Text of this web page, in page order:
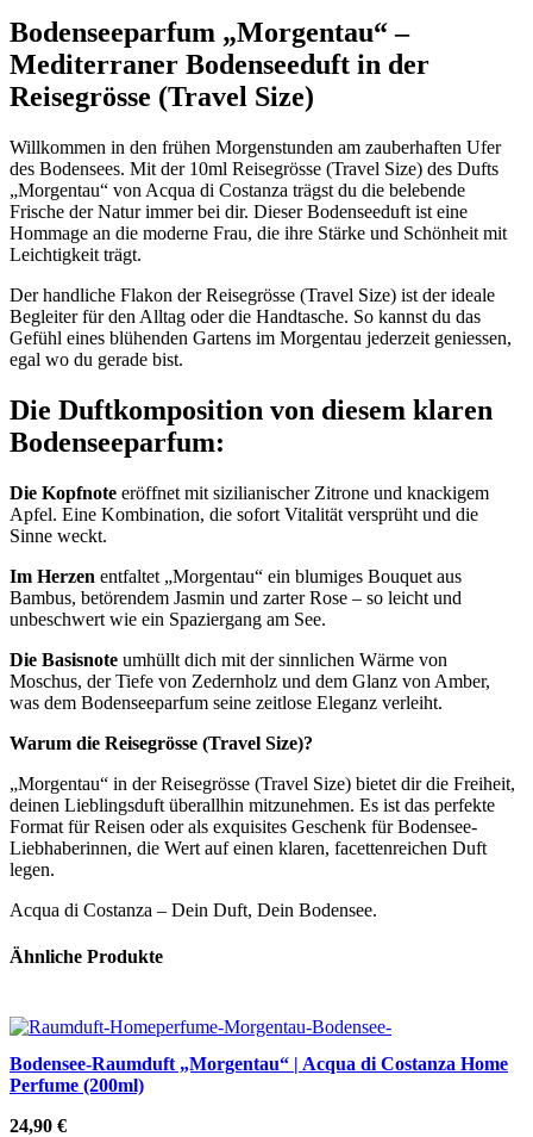
Bodenseeparfum „Morgentau“ –
Mediterraner Bodenseeduft in der
Reisegrösse (Travel Size)
Willkommen in den frühen Morgenstunden am zauberhaften Ufer
des Bodensees. Mit der 10ml Reisegrösse (Travel Size) des Dufts
„Morgentau“ von Acqua di Costanza trägst du die belebende
Frische der Natur immer bei dir. Dieser Bodenseeduft ist eine
Hommage an die moderne Frau, die ihre Stärke und Schönheit mit
Leichtigkeit trägt.
Der handliche Flakon der Reisegrösse (Travel Size) ist der ideale
Begleiter für den Alltag oder die Handtasche. So kannst du das
Gefühl eines blühenden Gartens im Morgentau jederzeit geniessen,
egal wo du gerade bist.
Die Duftkomposition von diesem klaren
Bodenseeparfum:
Die Kopfnote eröffnet mit sizilianischer Zitrone und knackigem
Apfel. Eine Kombination, die sofort Vitalität versprüht und die
Sinne weckt.
Im Herzen entfaltet „Morgentau“ ein blumiges Bouquet aus
Bambus, betörendem Jasmin und zarter Rose – so leicht und
unbeschwert wie ein Spaziergang am See.
Die Basisnote umhüllt dich mit der sinnlichen Wärme von
Moschus, der Tiefe von Zedernholz und dem Glanz von Amber,
was dem Bodenseeparfum seine zeitlose Eleganz verleiht.
Warum die Reisegrösse (Travel Size)?
„Morgentau“ in der Reisegrösse (Travel Size) bietet dir die Freiheit,
deinen Lieblingsduft überallhin mitzunehmen. Es ist das perfekte
Format für Reisen oder als exquisites Geschenk für Bodensee-
Liebhaberinnen, die Wert auf einen klaren, facettenreichen Duft
legen.
Acqua di Costanza – Dein Duft, Dein Bodensee.
Ähnliche Produkte
Bodensee-Raumduft „Morgentau“ | Acqua di Costanza Home
Perfume (200ml)
24,90 €